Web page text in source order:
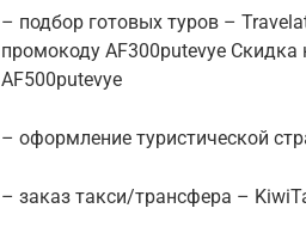
– подбор готовых туров –
промокоду AF300putevye
AF500putevye
– оформление туристической
– заказ такси/трансфера –